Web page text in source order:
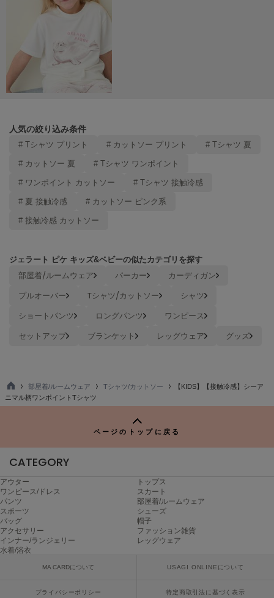
ヌル
オニツカ タイガー
オルグ
ORR
オル
PATRICK
パトリック
Philly chocolate
poláura
ポローラ
SALOMON
サロモン
sanrio house
サンリオハウス
SESAME STREET MARKET
人気の絞り込み条件
# Tシャツ プリント # カットソー プリント # Tシャツ 夏
# カットソー 夏 # Tシャツ ワンポイント
# ワンポイント カットソー # Tシャツ 接触冷感
# 夏 接触冷感 # カットソー ピンク系
# 接触冷感 カットソー
ジェラート ピケ キッズ&ベビーの似たカテゴリを探す
部屋着/ルームウェア パーカー
カーディガン
プルオーバー
Tシャツ/カットソー
シャツ
ショートパンツ
ロングパンツ
ワンピース
セットアップ
ブランケット レッグウェア グッズ
TO
P
部屋着/ルームウェア Tシャツ/カットソー
【KIDS】【接触冷感】シーア
ニマル柄ワンポイントTシャツ
ページのトップに戻る
CATEGORY
アウター
トップス
ワンピース/ドレス
スカート
パンツ
部屋着/ルームウェア
スポーツ
シューズ
バッグ
帽子
アクセサリー
ファッション雑貨
インナー/ランジェリー
レッグウェア
水着/浴衣
MA CARDについて USAGI ONLINEについて
プライバシーポリシー 特定商取引法に基づく表示